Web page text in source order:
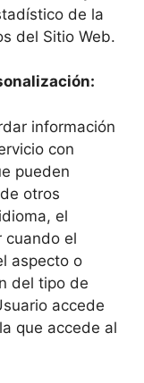
de la
del Sitio Web.
información
con
pueden
otros
el
cuando el
aspecto o
del tipo de
accede
que accede al